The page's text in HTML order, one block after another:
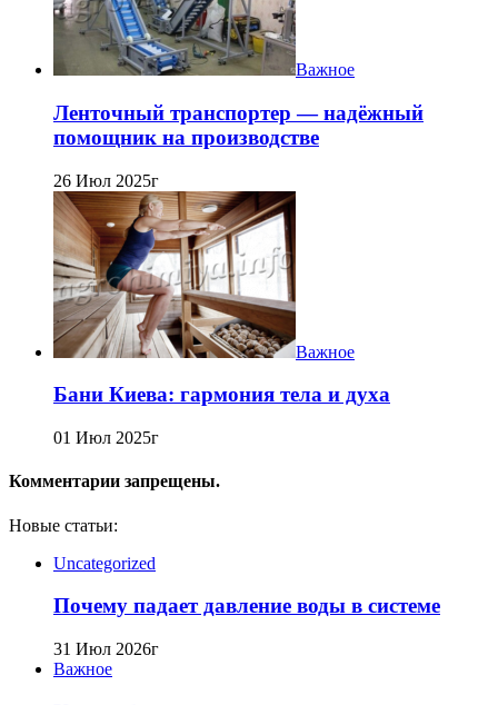
Важное
Ленточный транспортер — надёжный
помощник на производстве
26 Июл 2025г
Важное
Бани Киева: гармония тела и духа
01 Июл 2025г
Комментарии запрещены.
Новые статьи:
Uncategorized
Почему падает давление воды в системе
31 Июл 2026г
Важное